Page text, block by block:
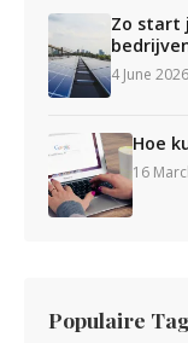
Zo start
4 June 2026
Hoe
16
Populaire